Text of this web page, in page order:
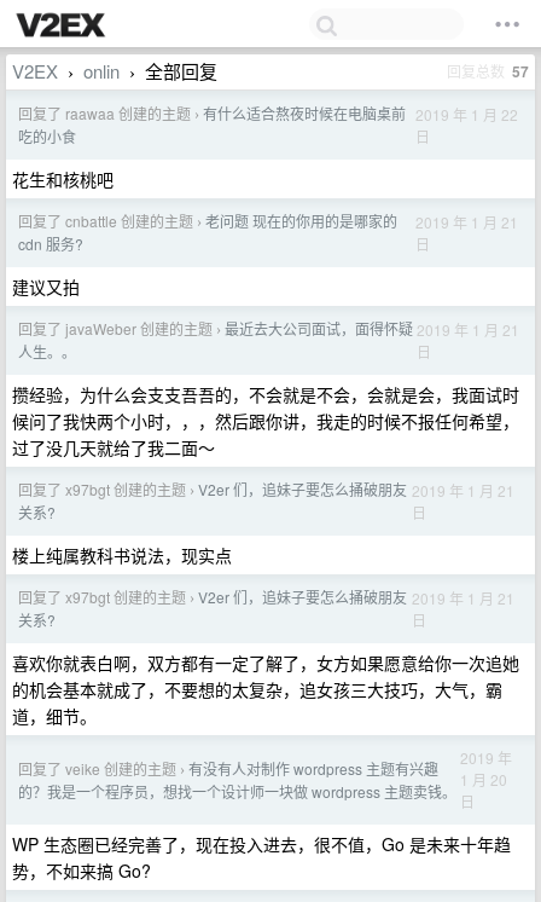
V2EX › onlin › 全部回复 回复总数 57
回复了 raawaa 创建的主题 › 有什么适合熬夜时候在电脑桌前
吃的小食
2019 年 1 月 22
日
花生和核桃吧
回复了 cnbattle 创建的主题 › 老问题 现在的你用的是哪家的
cdn 服务?
2019 年 1 月 21
日
建议又拍
回复了 javaWeber 创建的主题 › 最近去大公司面试，面得怀疑
人生。。
2019 年 1 月 21
日
攒经验，为什么会支支吾吾的，不会就是不会，会就是会，我面试时
候问了我快两个小时，，，然后跟你讲，我走的时候不报任何希望，
过了没几天就给了我二面～
回复了 x97bgt 创建的主题 › V2er 们，追妹子要怎么捅破朋友
关系?
2019 年 1 月 21
日
楼上纯属教科书说法，现实点
回复了 x97bgt 创建的主题 › V2er 们，追妹子要怎么捅破朋友
关系?
2019 年 1 月 21
日
喜欢你就表白啊，双方都有一定了解了，女方如果愿意给你一次追她
的机会基本就成了，不要想的太复杂，追女孩三大技巧，大气，霸
道，细节。
回复了 veike 创建的主题 › 有没有人对制作 wordpress 主题有兴趣
的？我是一个程序员，想找一个设计师一块做 wordpress 主题卖钱。
2019 年
1 月 20
日
WP 生态圈已经完善了，现在投入进去，很不值，Go 是未来十年趋
势，不如来搞 Go?